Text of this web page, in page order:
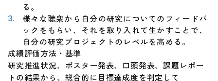
る。
様々な聴衆から自分の研究についてのフィードバ
ックをもらい、それを取り入れて生かすことで、
自分の研究プロジェクトのレベルを高める。
成績評価方法・基準
研究推進状況、ポスター発表、口頭発表、課題レポー
トの結果から、総合的に目標達成度を判定して